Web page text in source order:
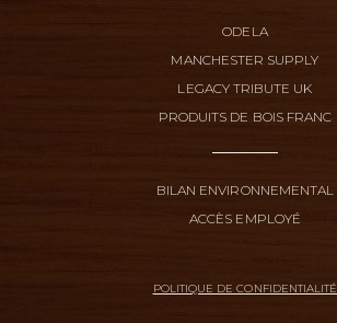
ODELA
MANCHESTER SUPPLY
LEGACY TRIBUTE UK
PRODUITS DE BOIS FRANC
BILAN ENVIRONNEMENTAL
ACCÈS EMPLOYÉ
POLITIQUE DE CONFIDENTIALITÉ